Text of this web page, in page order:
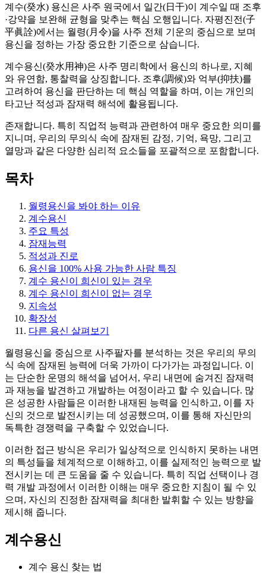
계수(癸水) 용신은 사주 원국에서 일간(日干)이 계수일 때 조후
·강약을 보완해 균형을 맞추는 핵심 오행입니다. 자평진전(子
平眞詮)에서는 월령(月令)을 사주 전체 기운의 중심으로 보며
용신을 정하는 가장 중요한 기준으로 삼습니다.
계수용신(癸水用神)은 사주 명리학에서 용신의 하나로, 지혜
와 유연함, 통찰력을 상징합니다. 조후(調候)와 억부(抑扶)를
고려하여 용신을 판단하는 데 핵심 역할을 하며, 이는 개인의
타고난 적성과 잠재력 해석에 활용됩니다.
존재합니다. 특히 직업적 능력과 관련하여 매우 중요한 의미를
지니며, 우리의 무의식 속에 잠재된 감정, 기억, 욕망, 그리고
열망과 같은 다양한 심리적 요소들을 포괄적으로 포함합니다.
목차
월령용신을 봐야 하는 이유
계수용신
주요 특성
잠재능력
적성과 진로
용신을 100% 사용 가능한 사람 특징
계수 용신이 희신이 있는 경우
계수 용신이 희신이 없는 경우
지속성
확장성
다른 용신 살펴보기
월령용신을 중심으로 사주팔자를 분석하는 것은 우리의 무의
식 속에 잠재된 능력에 더욱 가까이 다가가는 과정입니다. 이
는 단순한 운명의 해석을 넘어서, 우리 내면에 숨겨진 잠재력
과 재능을 발견하고 개발하는 여정이라고 할 수 있습니다. 많
은 성공한 사람들은 이러한 내재된 능력을 인식하고, 이를 자
신의 것으로 발전시키는 데 성공했으며, 이를 통해 자신만의
독특한 경쟁력을 구축할 수 있었습니다.
이러한 접근 방식은 우리가 일상적으로 인식하지 못하는 내면
의 특성들을 체계적으로 이해하고, 이를 실제적인 능력으로 발
전시키는 데 큰 도움을 줄 수 있습니다. 특히 직업 선택이나 경
력 개발 과정에서 이러한 이해는 매우 중요한 지침이 될 수 있
으며, 자신의 진정한 잠재력을 최대한 발휘할 수 있는 방향을
제시해 줍니다.
계수용신
계수 용신 찾는 법